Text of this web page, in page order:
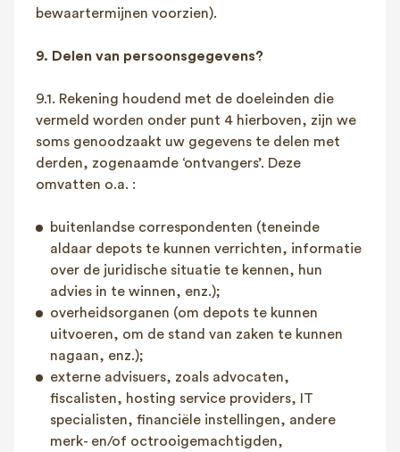
bewaartermijnen voorzien).
9. Delen van persoonsgegevens?
9.1. Rekening houdend met de doeleinden die
vermeld worden onder punt 4 hierboven, zijn we
soms genoodzaakt uw gegevens te delen met
derden, zogenaamde ‘ontvangers’. Deze
omvatten o.a. :
buitenlandse correspondenten (teneinde
aldaar depots te kunnen verrichten, informatie
over de juridische situatie te kennen, hun
advies in te winnen, enz.);
overheidsorganen (om depots te kunnen
uitvoeren, om de stand van zaken te kunnen
nagaan, enz.);
externe advisuers, zoals advocaten,
fiscalisten, hosting service providers, IT
specialisten, financiële instellingen, andere
merk- en/of octrooigemachtigden,